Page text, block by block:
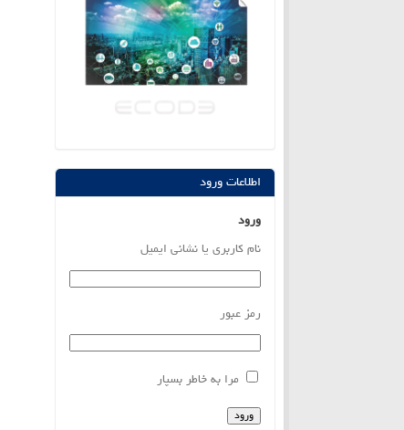
اطلاعات ورود
ورود
نام کاربری یا نشانی ایمیل
رمز عبور
مرا به خاطر بسپار
ورود